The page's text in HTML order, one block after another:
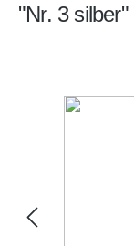
"Nr. 3
Bildergalerie